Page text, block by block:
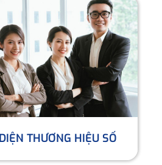
THƯƠNG HIỆU SỐ